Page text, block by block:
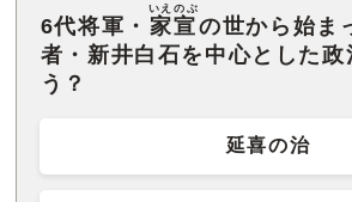
6代将軍・ 家宣
いえのぶ
の世から始ま
者・新井白石を中心とした政
う？
延喜の治